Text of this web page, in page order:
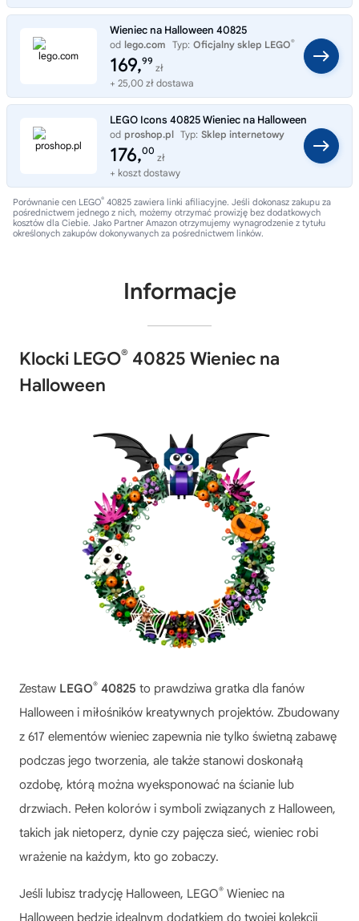
Wieniec na Halloween 40825
od lego.com Typ: Oficjalny sklep LEGO®
169,99
zł
+ 25,00 zł dostawa
LEGO Icons 40825 Wieniec na Halloween
od proshop.pl Typ: Sklep internetowy
176,00
zł
+ koszt dostawy
Porównanie cen LEGO® 40825 zawiera linki afiliacyjne. Jeśli dokonasz zakupu za
pośrednictwem jednego z nich, możemy otrzymać prowizję bez dodatkowych
kosztów dla Ciebie. Jako Partner Amazon otrzymujemy wynagrodzenie z tytułu
określonych zakupów dokonywanych za pośrednictwem linków.
Informacje
Klocki LEGO® 40825 Wieniec na
Halloween
Zestaw LEGO® 40825 to prawdziwa gratka dla fanów
Halloween i miłośników kreatywnych projektów. Zbudowany
z 617 elementów wieniec zapewnia nie tylko świetną zabawę
podczas jego tworzenia, ale także stanowi doskonałą
ozdobę, którą można wyeksponować na ścianie lub
drzwiach. Pełen kolorów i symboli związanych z Halloween,
takich jak nietoperz, dynie czy pajęcza sieć, wieniec robi
wrażenie na każdym, kto go zobaczy.
Jeśli lubisz tradycję Halloween, LEGO® Wieniec na
Halloween będzie idealnym dodatkiem do twojej kolekcji